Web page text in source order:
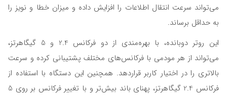
می‌تواند سرعت انتقال اطلاعات را افزایش داده و میزان خطا و نویز را
به حداقل برساند.
این روتر دوبانده، با بهره‌مندی از دو فرکانس 2.4 و 5 گیگاهرتز،
می‌تواند از هر مودمی با فرکانس‌های مختلف پشتیبانی کرده و سرعت
بالاتری را در اختیار کاربر قراردهد. همچنین این دستگاه با استفاده از
فرکانس 2.4 گیگاهرتز، پهنای باند بیش‌تر و با تغییر فرکانس بر روی 5